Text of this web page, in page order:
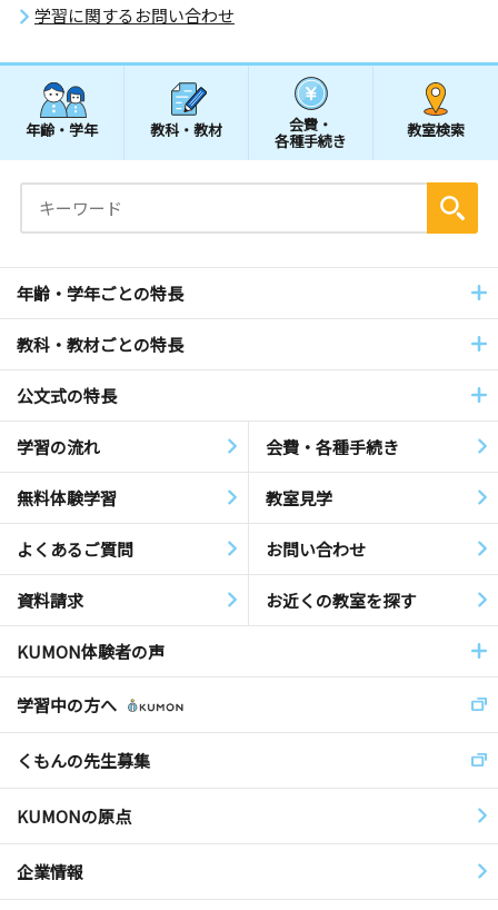
学習に関するお問い合わせ
年齢・学年 教科・教材 会費・
各種手続き
教室検索
年齢・学年ごとの特長
教科・教材ごとの特長
公文式の特長
学習の流れ 会費・各種手続き
無料体験学習 教室見学
よくあるご質問 お問い合わせ
資料請求 お近くの教室を探す
KUMON体験者の声
学習中の方へ
くもんの先生募集
KUMONの原点
企業情報